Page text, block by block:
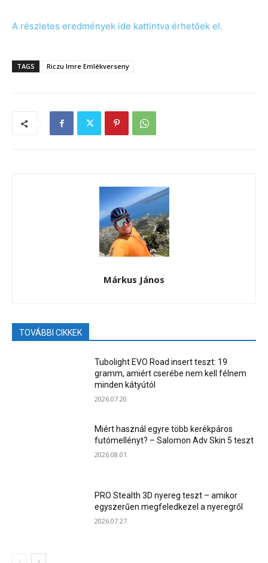
A részletes eredmények ide kattintva érhetőek el.
TAGS Riczu Imre Emlékverseny
Márkus János
TOVÁBBI CIKKEK
Tubolight EVO Road insert teszt: 19
gramm, amiért cserébe nem kell félnem
minden kátyútól
2026.07.20.
Miért használ egyre több kerékpáros
futómellényt? – Salomon Adv Skin 5 teszt
2026.08.01.
PRO Stealth 3D nyereg teszt – amikor
egyszerűen megfeledkezel a nyeregről
2026.07.27.